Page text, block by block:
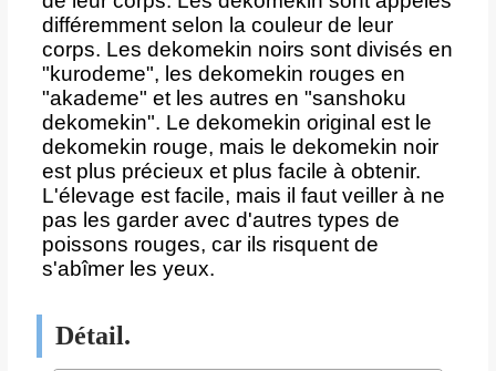
différemment selon la couleur de leur
corps. Les dekomekin noirs sont divisés en
"kurodeme", les dekomekin rouges en
"akademe" et les autres en "sanshoku
dekomekin". Le dekomekin original est le
dekomekin rouge, mais le dekomekin noir
est plus précieux et plus facile à obtenir.
L'élevage est facile, mais il faut veiller à ne
pas les garder avec d'autres types de
poissons rouges, car ils risquent de
s'abîmer les yeux.
Détail.